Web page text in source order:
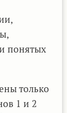
понятых
только
1 и 2